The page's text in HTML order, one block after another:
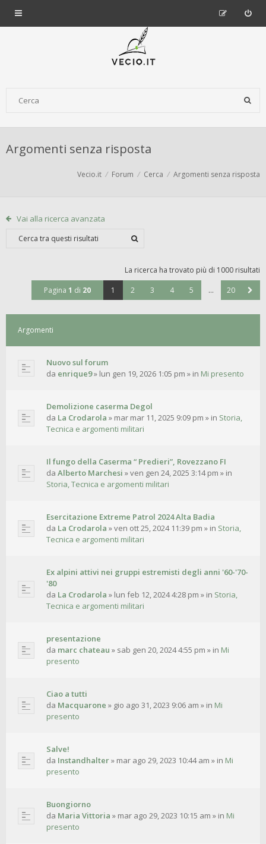
Argomenti senza risposta
Vecio.it Forum Cerca Argomenti senza risposta
Vai alla ricerca avanzata
La ricerca ha trovato più di 1000 risultati
Pagina 1 di 20 1 2 3 4 5 … 20
Argomenti
Nuovo sul forum
da enrique9» lun gen 19, 2026 1:05 pm » in Mi presento
Demolizione caserma Degol
da La Crodarola » mar mar 11, 2025 9:09 pm » in Storia,
Tecnica e argomenti militari
Il fungo della Caserma “ Predieri”, Rovezzano FI
da Alberto Marchesi »ven gen 24, 2025 3:14 pm » in
Storia, Tecnica e argomenti militari
Esercitazione Extreme Patrol 2024 Alta Badia
da La Crodarola »ven ott 25, 2024 11:39 pm » in Storia,
Tecnica e argomenti militari
Ex alpini attivi nei gruppi estremisti degli anni '60-'70-
'80
da La Crodarola » lun feb 12, 2024 4:28 pm » in Storia,
Tecnica e argomenti militari
presentazione
da marc chateau » sab gen 20, 2024 4:55 pm » in Mi
presento
Ciao a tutti
da Macquarone » gio ago 31, 2023 9:06 am » in Mi
presento
Salve!
da Instandhalter» mar ago 29, 2023 10:44 am » in Mi
presento
Buongiorno
da Maria Vittoria » mar ago 29, 2023 10:15 am » in Mi
presento